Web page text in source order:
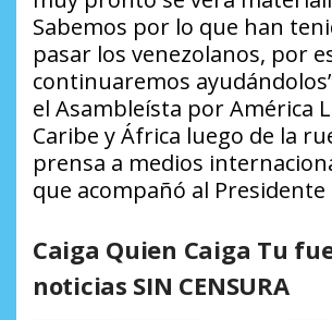
Sabemos por lo que han
pasar los venezolanos, por
continuaremos
el Asambleísta por América
Caribe y África luego de la
prensa a medios
que acompañó al Presidente
Caiga Quien Caiga Tu
noticias SIN CENSURA